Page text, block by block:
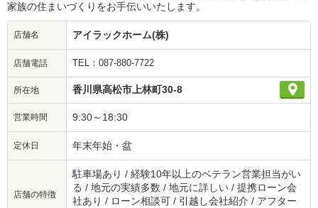
家族の住まいづくりをお手伝いいたします。
店舗名 アイラックホーム(株)
店舗電話 TEL：087-880-7722
所在地 香川県高松市上林町30-8
営業時間 9:30～18:30
定休日 年末年始・盆
店舗の特徴
駐車場あり / 経験10年以上のベテラン営業担当がい
る / 地元の実績多数 / 地元に詳しい / 提携ローン会
社あり / ローン相談可 / 引越し会社紹介 / アフター